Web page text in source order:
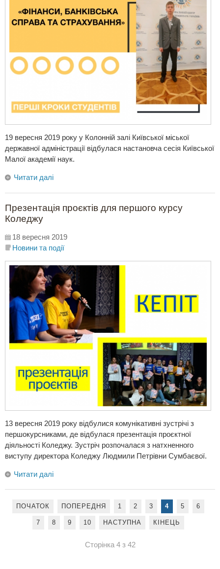
19 вересня 2019 року у Колонній залі Київської міської
державної адміністрації відбулася настановча сесія Київської
Малої академії наук.
Читати далі
Презентація проєктів для першого курсу
Коледжу
18 вересня 2019
Новини та події
13 вересня 2019 року відбулися комунікативні зустрічі з
першокурсниками, де відбулася презентація проєктної
діяльності Коледжу. Зустріч розпочалася з натхненного
виступу директора Коледжу Людмили Петрівни Сумбаєвої.
Читати далі
ПОЧАТОК ПОПЕРЕДНЯ 1 2 3 4 5 6
7 8 9 10 НАСТУПНА КІНЕЦЬ
Сторінка 4 з 42